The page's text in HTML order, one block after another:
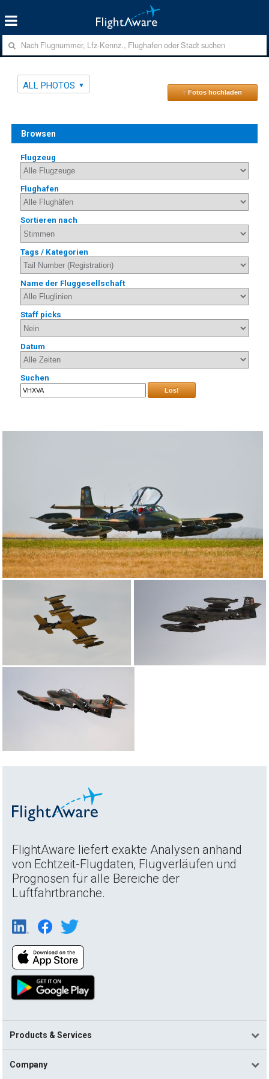
ALL PHOTOS
↑ Fotos hochladen
Browsen
Flugzeug
Flughafen
Sortieren nach
Tags / Kategorien
Name der Fluggesellschaft
Staff picks
Datum
Suchen
Los!
FlightAware liefert exakte Analysen anhand
von Echtzeit-Flugdaten, Flugverläufen und
Prognosen für alle Bereiche der
Luftfahrtbranche.
Products & Services
Company